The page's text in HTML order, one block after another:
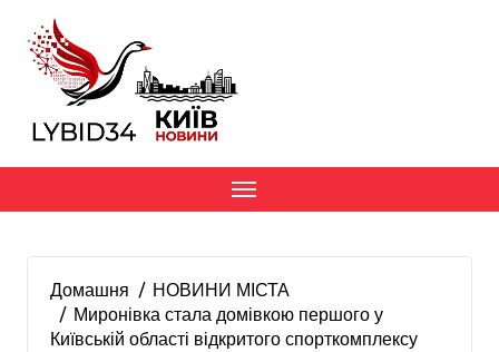
вмісту
Домашня
НОВИНИ МІСТА
Миронівка стала домівкою першого у
Київській області відкритого спорткомплексу